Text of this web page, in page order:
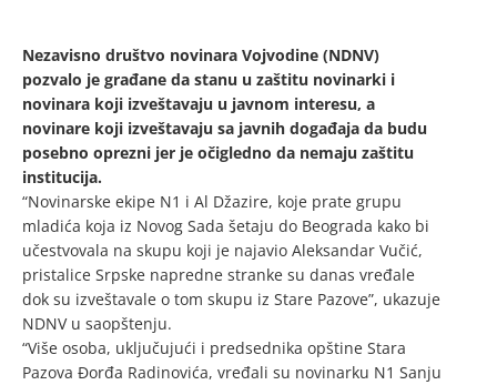
Nezavisno društvo novinara Vojvodine (NDNV)
pozvalo je građane da stanu u zaštitu novinarki i
novinara koji izveštavaju u javnom interesu, a
novinare koji izveštavaju sa javnih događaja da budu
posebno oprezni jer je očigledno da nemaju zaštitu
institucija.
“Novinarske ekipe N1 i Al Džazire, koje prate grupu
mladića koja iz Novog Sada šetaju do Beograda kako bi
učestvovala na skupu koji je najavio Aleksandar Vučić,
pristalice Srpske napredne stranke su danas vređale
dok su izveštavale o tom skupu iz Stare Pazove”, ukazuje
NDNV u saopštenju.
“Više osoba, uključujući i predsednika opštine Stara
Pazova Đorđa Radinovića, vređali su novinarku N1 Sanju